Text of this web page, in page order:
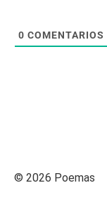
0 COMENTARIOS
© 2026 Poemas